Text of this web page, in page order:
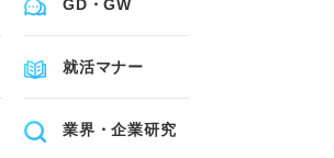
GD・GW
就活マナー
業界・企業研究